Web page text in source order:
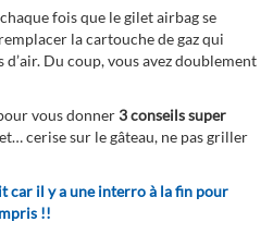
fois que le gilet airbag se
la cartouche de gaz qui
Du coup, vous avez doublement
vous donner3 conseils super
cerise sur le gâteau, ne pas griller
car il y a une interro à la fin pour
!!